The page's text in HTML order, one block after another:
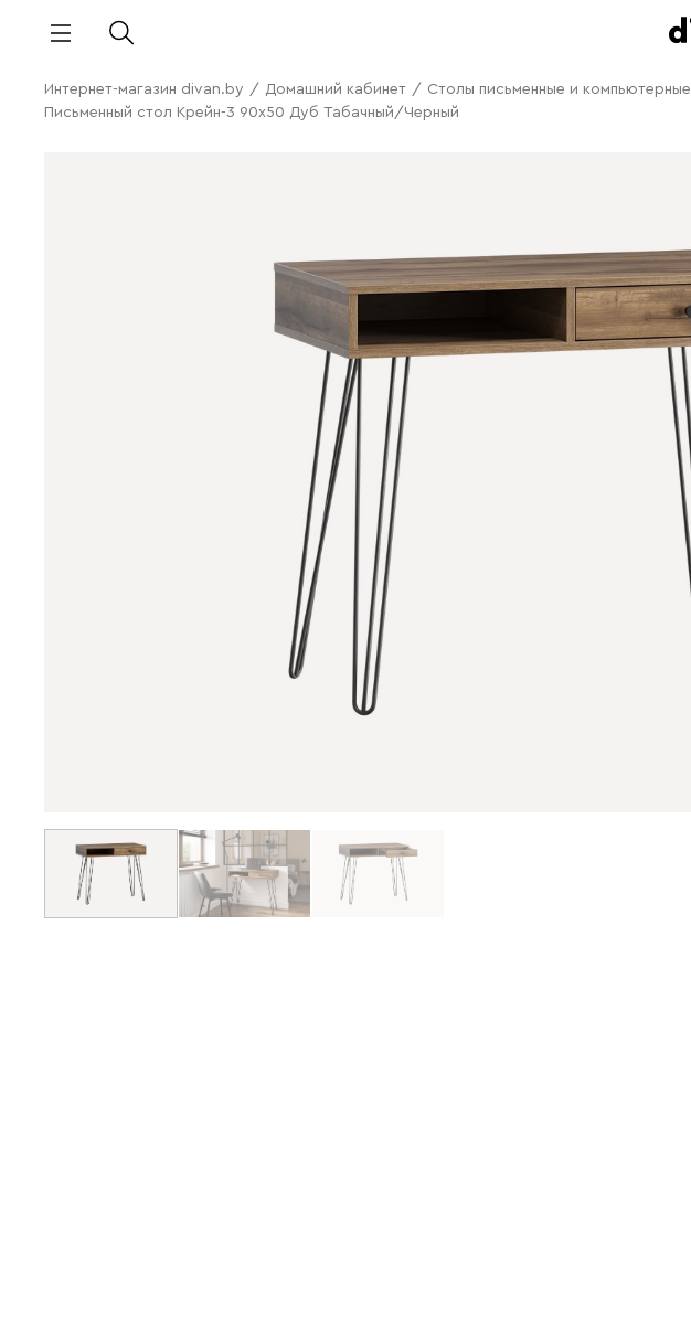
Интернет-магазин divan.by / Домашний кабинет / Столы письменные и компьютерные
Письменный стол Крейн-3 90x50 Дуб Табачный/Черный